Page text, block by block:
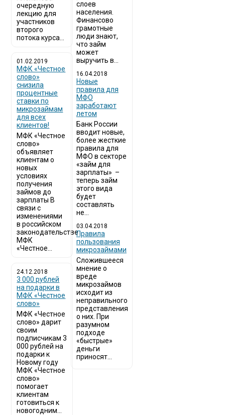
очередную
лекцию для
участников
второго
потока курса...
01.02.2019
МФК «Честное
слово»
снизила
процентные
ставки по
микрозаймам
для всех
клиентов!
МФК «Честное
слово»
объявляет
клиентам о
новых
условиях
получения
займов до
зарплаты В
связи с
изменениями
в российском
законодательстве
МФК
«Честное...
24.12.2018
3 000 рублей
на подарки в
МФК «Честное
слово»
МФК «Честное
слово» дарит
своим
подписчикам 3
000 рублей на
подарки к
Новому году
МФК «Честное
слово»
помогает
клиентам
готовиться к
новогодним...
слоев
населения.
Финансово
грамотные
люди знают,
что займ
может
выручить в...
16.04.2018
Новые
правила для
МФО
заработают
летом
Банк России
вводит новые,
более жесткие
правила для
МФО в секторе
«займ для
зарплаты» –
теперь займ
этого вида
будет
составлять
не...
03.04.2018
​Правила
пользования
микрозаймами
Сложившееся
мнение о
вреде
микрозаймов
исходит из
неправильного
представления
о них. При
разумном
подходе
«быстрые»
деньги
приносят...